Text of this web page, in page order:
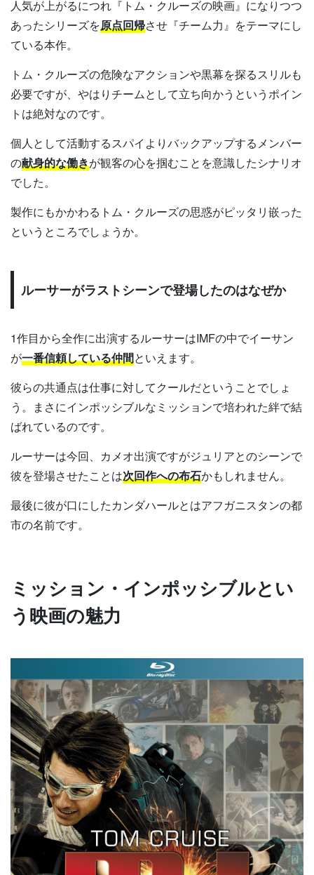
人気が上がるにつれ『トム・クルーズの映画』になりつつ
あったシリーズを原点回帰させ『チーム力』をテーマにし
ている本作。
トム・クルーズの危険なアクションや黒幕を探るスリルも
必要ですが、やはりチームとして立ち向かうというポイン
トは絶対なのです。
個人として活動するスパイよりバックアップするメンバー
の献身的な働きが観客の心を掴むことを意識したシナリオ
でした。
製作にもかかわるトム・クルーズの思惑がピッタリ嵌った
というところでしょうか。
ルーサーがラストシーンで登場したのはなぜか
1作目から全作に出演するルーサーはIMFの中でイーサン
が一番信頼している仲間といえます。
彼らの共通点は仕事に対してクールだということでしょ
う。まさにインポッシブルなミッションで培われた絆で結
ばれているのです。
ルーサーは今回、カメオ出演ですがジュリアとのシーンで
彼を登場させたことは次回作への布石かもしれません。
最後に彼が口にしたカンダハールとはアフガニスタンの都
市の名前です。
ミッション・インポッシブルとい
う映画の魅力